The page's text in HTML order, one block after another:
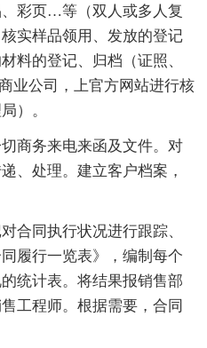
彩页…等（双人或多人复
实样品领用、发放的登记
料的登记、归档（证照、
业公司，上官方网站进行核
）。
商务来电来函及文件。对
、处理。建立客户档案，
合同执行状况进行跟踪、
履行一览表》，编制每个
统计表。将结果报销售部
工程师。根据需要，合同